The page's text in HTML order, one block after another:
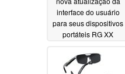
interface do usuário
para seus dispositivos
portáteis RG XX